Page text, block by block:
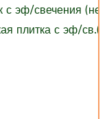
эф/свечения (нет
плитка с эф/